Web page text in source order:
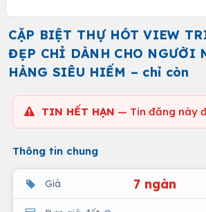
CẶP BIỆT THỰ HÓT VIEW
ĐẸP CHỈ DÀNH CHO NGƯỜI
HÀNG SIÊU HIẾM – chỉ còn
TIN HẾT HẠN — Tin đăng này
Thông tin chung
Giá 7 ngàn